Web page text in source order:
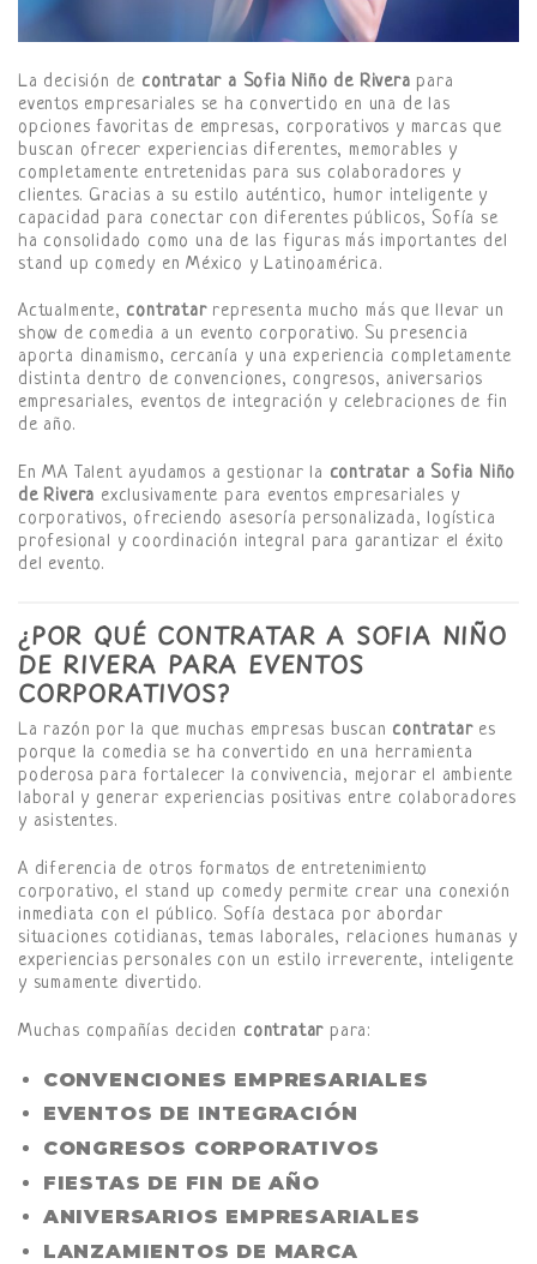
La decisión de contratar a Sofia Niño de Rivera para
eventos empresariales se ha convertido en una de las
opciones favoritas de empresas, corporativos y marcas que
buscan ofrecer experiencias diferentes, memorables y
completamente entretenidas para sus colaboradores y
clientes. Gracias a su estilo auténtico, humor inteligente y
capacidad para conectar con diferentes públicos, Sofía se
ha consolidado como una de las figuras más importantes del
stand up comedy en México y Latinoamérica.
Actualmente, contratarrepresenta mucho más que llevar un
show de comedia a un evento corporativo. Su presencia
aporta dinamismo, cercanía y una experiencia completamente
distinta dentro de convenciones, congresos, aniversarios
empresariales, eventos de integración y celebraciones de fin
de año.
En MA Talent ayudamos a gestionar la contratar a Sofia Niño
de Rivera exclusivamente para eventos empresariales y
corporativos, ofreciendo asesoría personalizada, logística
profesional y coordinación integral para garantizar el éxito
del evento.
¿POR QUÉ CONTRATAR A SOFIA NIÑO
DE RIVERA PARA EVENTOS
CORPORATIVOS?
La razón por la que muchas empresas buscan contratares
porque la comedia se ha convertido en una herramienta
poderosa para fortalecer la convivencia, mejorar el ambiente
laboral y generar experiencias positivas entre colaboradores
y asistentes.
A diferencia de otros formatos de entretenimiento
corporativo, el stand up comedy permite crear una conexión
inmediata con el público. Sofía destaca por abordar
situaciones cotidianas, temas laborales, relaciones humanas y
experiencias personales con un estilo irreverente, inteligente
y sumamente divertido.
Muchas compañías deciden contratar para:
CONVENCIONES EMPRESARIALES
EVENTOS DE INTEGRACIÓN
CONGRESOS CORPORATIVOS
FIESTAS DE FIN DE AÑO
ANIVERSARIOS EMPRESARIALES
LANZAMIENTOS DE MARCA